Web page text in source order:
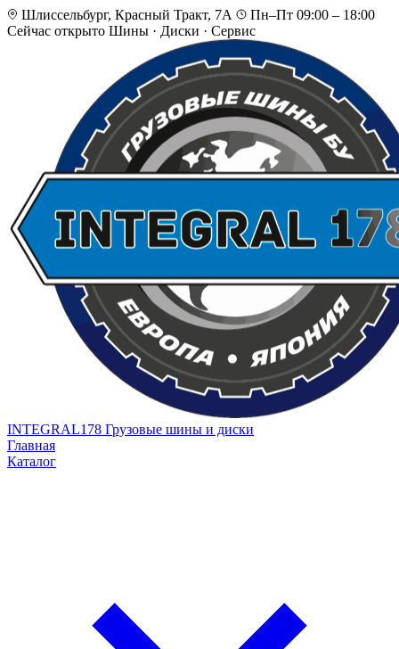
Шлиссельбург, Красный Тракт, 7А
Пн–Пт 09:00 – 18:00
Сейчас открыто Шины · Диски · Сервис
INTEGRAL178 Грузовые шины и диски
Главная
Каталог